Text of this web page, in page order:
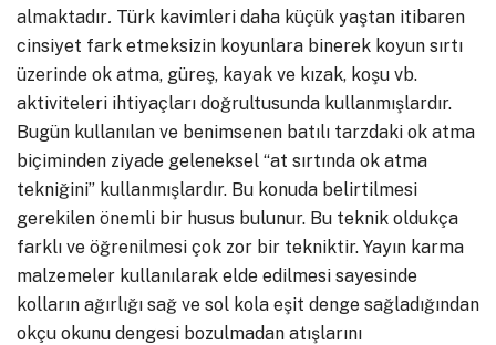
almaktadır. Türk kavimleri daha küçük yaştan itibaren
cinsiyet fark etmeksizin koyunlara binerek koyun sırtı
üzerinde ok atma, güreş, kayak ve kızak, koşu vb.
aktiviteleri ihtiyaçları doğrultusunda kullanmışlardır.
Bugün kullanılan ve benimsenen batılı tarzdaki ok atma
biçiminden ziyade geleneksel “at sırtında ok atma
tekniğini” kullanmışlardır. Bu konuda belirtilmesi
gerekilen önemli bir husus bulunur. Bu teknik oldukça
farklı ve öğrenilmesi çok zor bir tekniktir. Yayın karma
malzemeler kullanılarak elde edilmesi sayesinde
kolların ağırlığı sağ ve sol kola eşit denge sağladığından
okçu okunu dengesi bozulmadan atışlarını